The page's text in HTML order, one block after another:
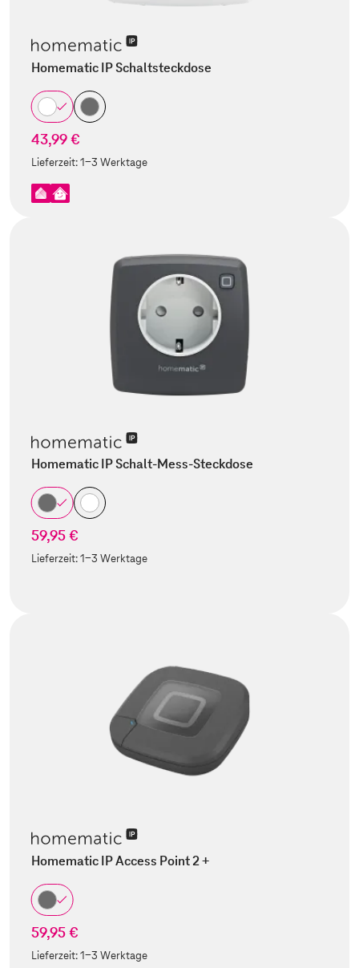
Homematic IP Schaltsteckdose
43,99 €
Lieferzeit:1-3 Werktage
Homematic IP Schalt-Mess-Steckdose
59,95 €
Lieferzeit:1-3 Werktage
Homematic IP Access Point 2 +
59,95 €
Lieferzeit:1-3 Werktage